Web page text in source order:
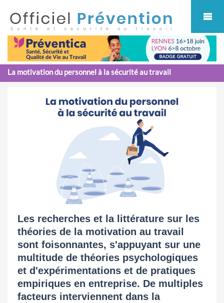
La motivation du personnel à la sécurité au travail
Les recherches et la littérature sur les
théories de la motivation au travail
sont foisonnantes, s'appuyant sur une
multitude de théories psychologiques
et d'expérimentations et de pratiques
empiriques en entreprise. De multiples
facteurs interviennent dans la